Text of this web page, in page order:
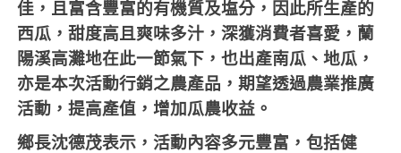
佳，且富含豐富的有機質及塩分，因此所生產的
西瓜，甜度高且爽味多汁，深獲消費者喜愛，蘭
陽溪高灘地在此一節氣下，也出產南瓜、地瓜，
亦是本次活動行銷之農產品，期望透過農業推廣
活動，提高產值，增加瓜農收益。
鄉長沈德茂表示，活動內容多元豐富，包括健